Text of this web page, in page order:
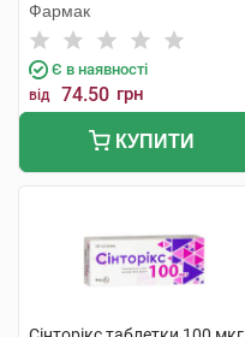
Фармак
Є в наявності
від 74.50 грн
КУПИТИ